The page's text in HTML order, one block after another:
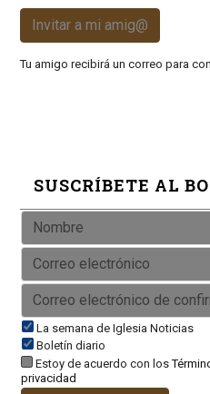
Invitar a mi amig@
Tu amigo recibirá un correo para
SUSCRÍBETE AL
La semana de Iglesia Noticias
Boletín diario
Estoy de acuerdo con los
privacidad